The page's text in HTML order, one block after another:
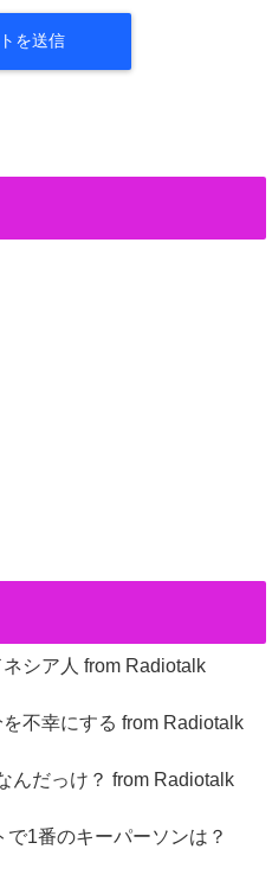
シア人 from Radiotalk
不幸にする from Radiotalk
んだっけ？ from Radiotalk
1番のキーパーソンは？